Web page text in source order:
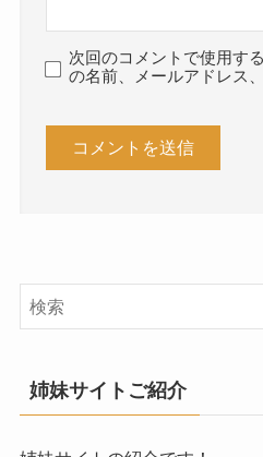
次回のコメントで使用す
の名前、メールアドレス
姉妹サイトご紹介